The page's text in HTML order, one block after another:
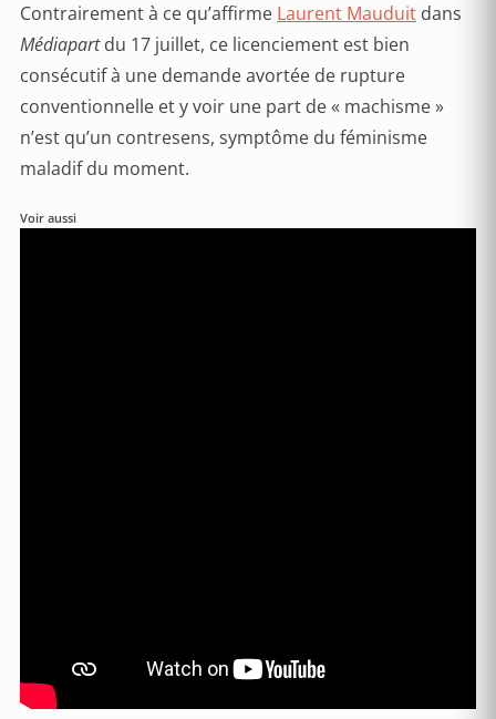
Contrairement à ce qu’affirme Laurent Mauduit dans
Médiapartdu 17 juillet, ce licenciement est bien
consécutif à une demande avortée de rupture
conventionnelle et y voir une part de « machisme »
n’est qu’un contresens, symptôme du féminisme
maladif du moment.
Voir aussi